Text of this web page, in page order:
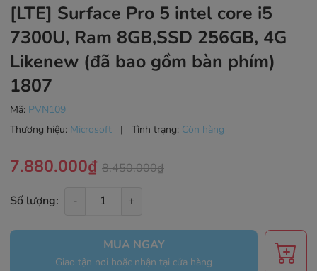
[LTE] Surface Pro 5 intel core i5
7300U, Ram 8GB,SSD 256GB, 4G
Likenew (đã bao gồm bàn phím)
1807
Mã: PVN109
Thương hiệu: Microsoft | Tình trạng: Còn hàng
7.880.000₫ 8.450.000₫
Số lượng: - +
MUA NGAY
Giao tận nơi hoặc nhận tại cửa hàng